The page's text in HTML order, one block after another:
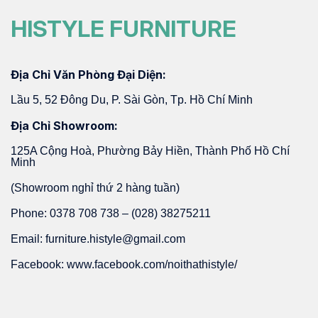
HISTYLE FURNITURE
Địa Chỉ Văn Phòng Đại Diện:
Lầu 5, 52 Đông Du, P. Sài Gòn, Tp. Hồ Chí Minh
Địa Chỉ Showroom:
125A Cộng Hoà, Phường Bảy Hiền, Thành Phố Hồ Chí
Minh
(Showroom nghỉ thứ 2 hàng tuần)
Phone: 0378 708 738 – (028) 38275211
Email: furniture.histyle@gmail.com
Facebook: www.facebook.com/noithathistyle/